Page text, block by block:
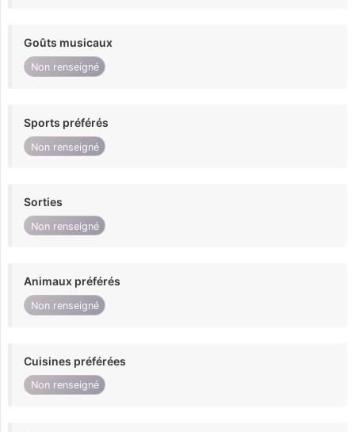
Goûts musicaux
Non renseigné
Sports préférés
Non renseigné
Sorties
Non renseigné
Animaux préférés
Non renseigné
Cuisines préférées
Non renseigné